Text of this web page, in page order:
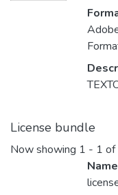
License bundle
Now showing 1 - 1 of